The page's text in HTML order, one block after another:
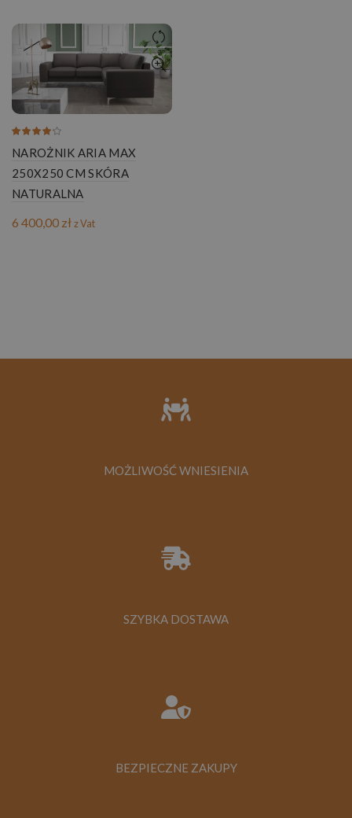
NAROŻNIK ARIA MAX
250X250 CM SKÓRA
NATURALNA
6 400,00 złz Vat
MOŻLIWOŚĆ WNIESIENIA
SZYBKA DOSTAWA
BEZPIECZNE ZAKUPY